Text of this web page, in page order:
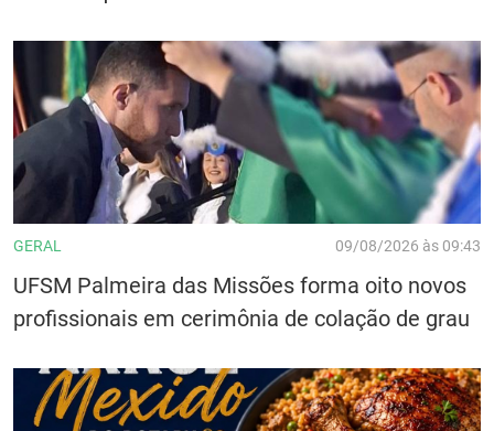
GERAL 09/08/2026 às 09:43
UFSM Palmeira das Missões forma oito novos
profissionais em cerimônia de colação de grau